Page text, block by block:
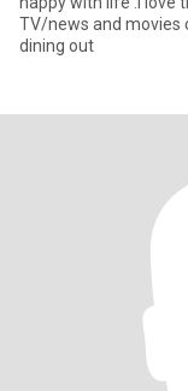
TV/news and movies
dining out